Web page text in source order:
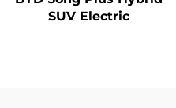
SUV Electric